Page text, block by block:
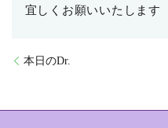
宜しくお願いいたします
本日のDr.